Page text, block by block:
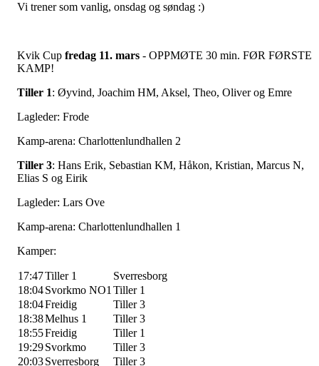
Vi trener som vanlig, onsdag og søndag :)
Kvik Cup fredag 11. mars - OPPMØTE 30 min. FØR FØRSTE
KAMP!
Tiller 1: Øyvind, Joachim HM, Aksel, Theo, Oliver og Emre
Lagleder: Frode
Kamp-arena: Charlottenlundhallen 2
Tiller 3: Hans Erik, Sebastian KM, Håkon, Kristian, Marcus N,
Elias S og Eirik
Lagleder: Lars Ove
Kamp-arena: Charlottenlundhallen 1
Kamper:
17:47Tiller 1
Sverresborg
18:04Svorkmo NO1 Tiller 1
18:04Freidig
Tiller 3
18:38Melhus 1
Tiller 3
18:55Freidig
Tiller 1
19:29Svorkmo
Tiller 3
20:03Sverresborg Tiller 3